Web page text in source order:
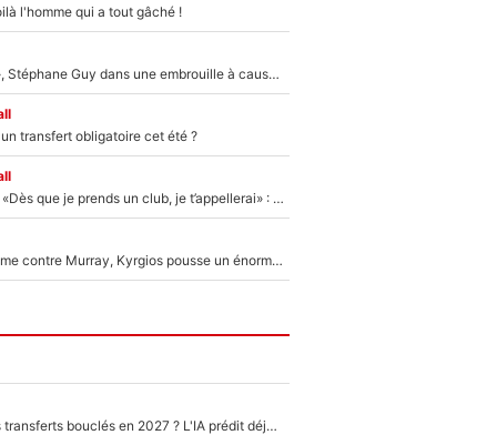
l'homme qui a tout gâché !
«Détester à vie», Stéphane Guy dans une embrouille à cause du PSG !
transfert obligatoire cet été ?
Mercato - OM - «Dès que je prends un club, je t’appellerai» : La promesse de Marcelino au moment de claquer la porte
Victime de racisme contre Murray, Kyrgios pousse un énorme coup de gueule !
PSG : Deux gros transferts bouclés en 2027 ? L'IA prédit déjà les deux joueurs qui pourraient rejoindre Luis Enrique !